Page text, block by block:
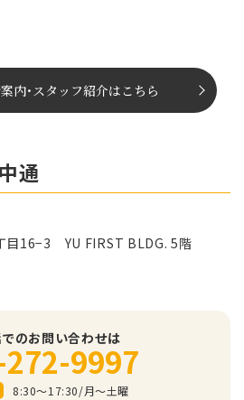
内･ スタッフ紹介はこちら
通
目16−3 YU FIRST BLDG. 5階
のお問い合わせは
9997
8:30～17:30/⽉〜⼟曜